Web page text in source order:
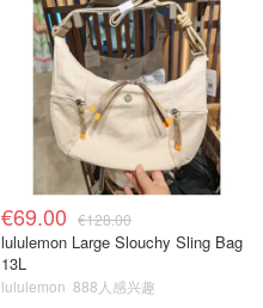
€69.00 €128.00
lululemon Large Slouchy Sling Bag
13L
lululemon 888人感兴趣